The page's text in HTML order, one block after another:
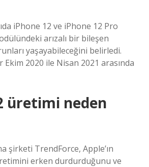
iPhone 12 ve iPhone 12 Pro
arızalı bir bileşen
yaşayabileceğini belirledi.
2020 ile Nisan 2021 arasında
üretimi neden
şirketi TrendForce, Apple’ın
erken durdurduğunu ve